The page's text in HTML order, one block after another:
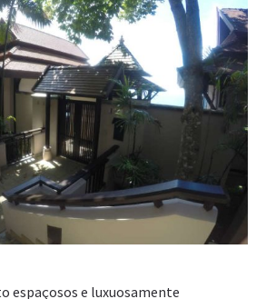
espaçosos e luxuosamente